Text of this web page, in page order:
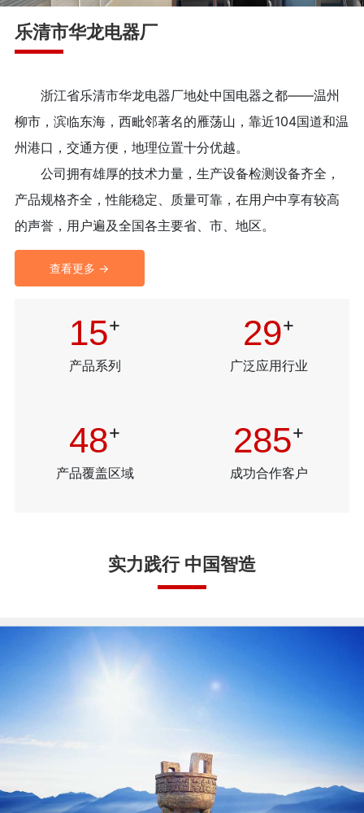
乐清市华龙电器厂
浙江省乐清市华龙电器厂地处中国电器之都——温州
柳市，滨临东海，西毗邻著名的雁荡山，靠近104国道和温
州港口，交通方便，地理位置十分优越。
公司拥有雄厚的技术力量，生产设备检测设备齐全，
产品规格齐全，性能稳定、质量可靠，在用户中享有较高
的声誉，用户遍及全国各主要省、市、地区。
查看更多 →
16+
产品系列
30+
广泛应用行业
50+
产品覆盖区域
300+
成功合作客户
实力践行 中国智造